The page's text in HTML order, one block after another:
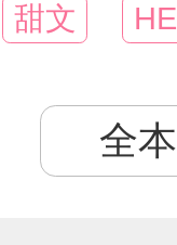
甜文 HE
全